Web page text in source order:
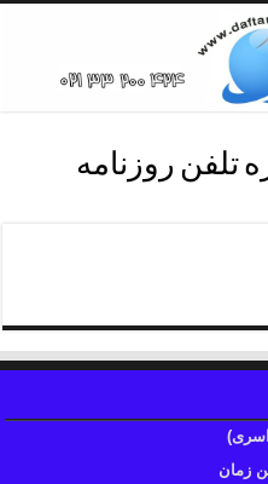
تلفن روزنامه
زمان